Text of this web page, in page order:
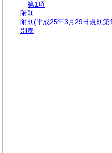
第1項
附則
附則 (平成25年3月29日規則第
別表